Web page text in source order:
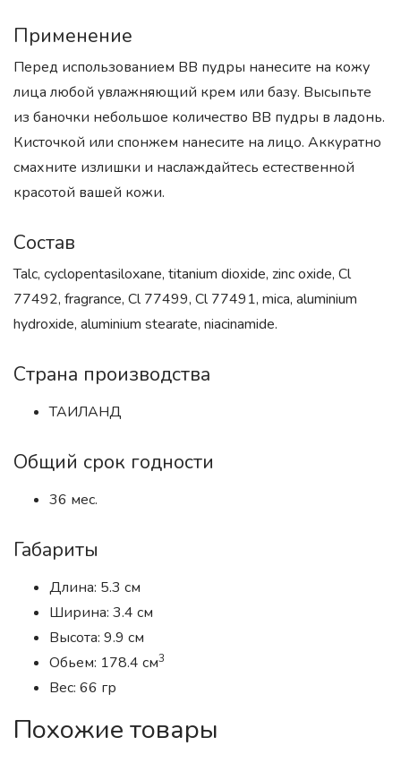
Применение
Перед использованием BB пудры нанесите на кожу
лица любой увлажняющий крем или базу. Высыпьте
из баночки небольшое количество BB пудры в ладонь.
Кисточкой или спонжем нанесите на лицо. Аккуратно
смахните излишки и наслаждайтесь естественной
красотой вашей кожи.
Состав
Talc, cyclopentasiloxane, titanium dioxide, zinc oxide, Cl
77492, fragrance, Cl 77499, Cl 77491, mica, aluminium
hydroxide, aluminium stearate, niacinamide.
Страна производства
ТАИЛАНД
Общий срок годности
36 мес.
Габариты
Длина: 5.3 см
Ширина: 3.4 см
Высота: 9.9 см
Обьем: 178.4 см3
Вес: 66 гр
Похожие товары